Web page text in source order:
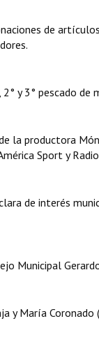
de
y 3° pescado
la productora
Sport y
de interés
Municipal
y María